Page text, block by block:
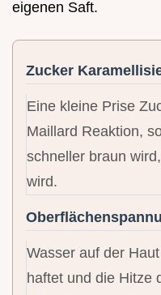
eigenen Saft.
Zucker
Eine kleine Prise
Maillard Reaktion,
schneller braun
wird.
Wasser auf der
haftet und die Hitze